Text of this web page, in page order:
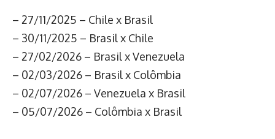
– 27/11/2025 – Chile x Brasil
– 30/11/2025 – Brasil x Chile
– 27/02/2026 – Brasil x Venezuela
– 02/03/2026 – Brasil x Colômbia
– 02/07/2026 – Venezuela x Brasil
– 05/07/2026 – Colômbia x Brasil